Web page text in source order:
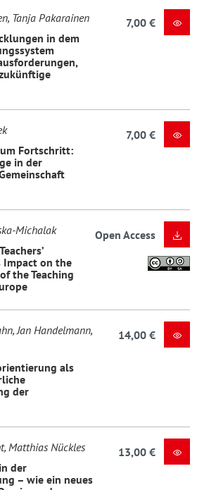
Tanja Pakarainen
in dem
7,00 €
Fortschritt:
in der
7,00 €
Michalak
Impact on the
the Teaching
Open Access
Jan Handelmann,
als
der
14,00 €
Matthias Nückles
der
– wie ein neues
13,00 €